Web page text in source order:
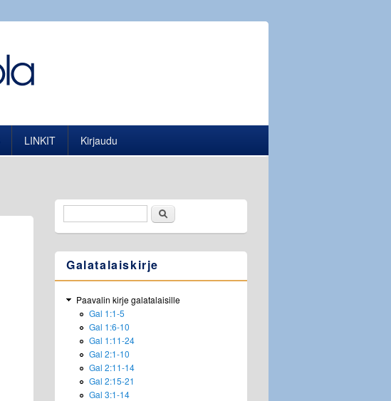
LINKIT Kirjaudu
HakulomakeEtsi
Galatalaiskirje
Paavalin kirje galatalaisille
Gal 1:1-5
Gal 1:6-10
Gal 1:11-24
Gal 2:1-10
Gal 2:11-14
Gal 2:15-21
Gal 3:1-14